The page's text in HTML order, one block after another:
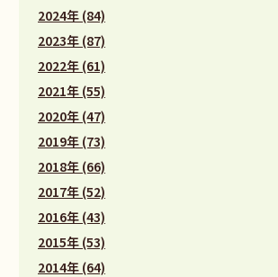
2024年 (84)
2023年 (87)
2022年 (61)
2021年 (55)
2020年 (47)
2019年 (73)
2018年 (66)
2017年 (52)
2016年 (43)
2015年 (53)
2014年 (64)